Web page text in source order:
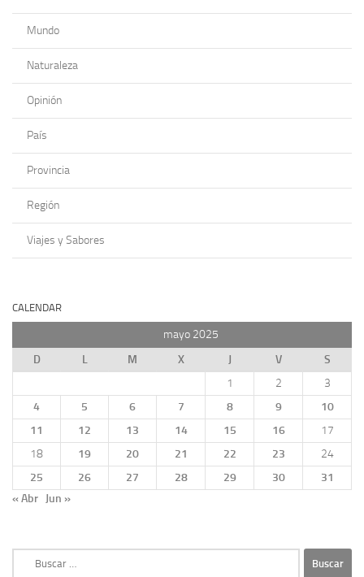
Mundo
Naturaleza
Opinión
País
Provincia
Región
Viajes y Sabores
CALENDAR
mayo 2025
D
L M X J V
S
1
2
3
4
5 6 7 8 9
10
11
12 13 14 15 16
17
18
19 20 21 22 23
24
25
26 27 28 29 30
31
« Abr Jun »